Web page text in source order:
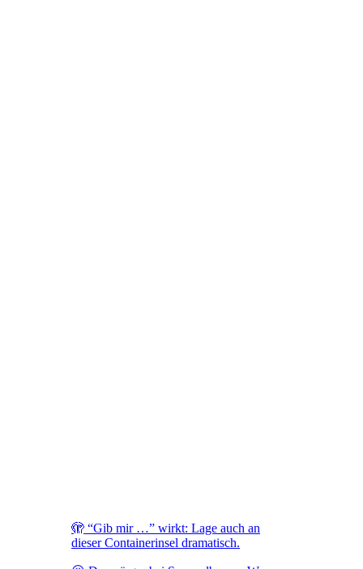
🫣 “Gib mir …” wirkt: Lage auch an
dieser Containerinsel dramatisch.